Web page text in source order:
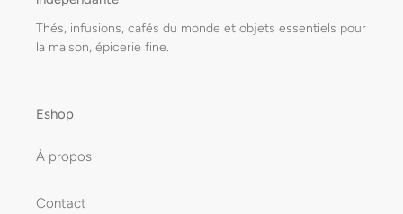
Thés, infusions, cafés du monde et objets essentiels pour
la maison, épicerie fine.
Eshop
À propos
Contact